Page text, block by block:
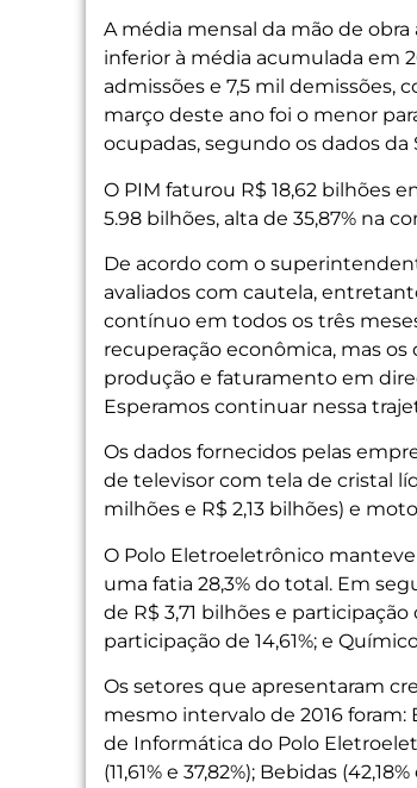
A média mensal da mão de
inferior à média acumulada em
admissões e 7,5 mil demissões,
março deste ano foi o menor
ocupadas, segundo os dados da
O PIM faturou R$ 18,62 bilhões
5.98 bilhões, alta de 35,87% na
De acordo com o
avaliados com cautela,
contínuo em todos os três
recuperação econômica, mas
produção e faturamento em
Esperamos continuar nessa
Os dados fornecidos pelas
de televisor com tela de cristal
milhões e R$ 2,13 bilhões) e
O Polo Eletroeletrônico
uma fatia 28,3% do total. Em
de R$ 3,71 bilhões e
participação de 14,61%; e
Os setores que apresentaram
mesmo intervalo de 2016 foram:
de Informática do Polo
(11,61% e 37,82%); Bebidas